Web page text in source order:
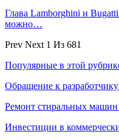
Глава Lamborghini и
можно…
Prev Next 1 Из 681
Популярные в этой
Обращение к
Ремонт стиральных
Инвестиции в